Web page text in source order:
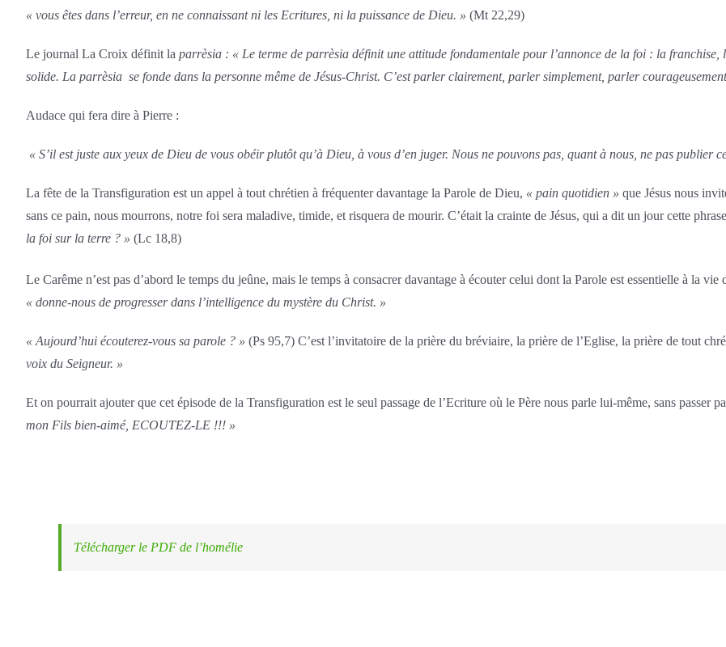
« vous êtes dans l’erreur, en ne connaissant ni les Ecritures, ni la puissance de Dieu. » (Mt 22,29)
Le journal La Croix définit la parrèsia : « Le terme de parrèsia définit une attitude fondamentale pour l’annonce de la foi : la franchise,
solide. La parrèsia se fonde dans la personne même de Jésus-Christ. C’est parler clairement, parler simplement, parler
Audace qui fera dire à Pierre :
« S’il est juste aux yeux de Dieu de vous obéir plutôt qu’à Dieu, à vous d’en juger. Nous ne pouvons pas, quant à nous, ne pas publier
La fête de la Transfiguration est un appel à tout chrétien à fréquenter davantage la Parole de Dieu, « pain quotidien » que Jésus nous
sans ce pain, nous mourrons, notre foi sera maladive, timide, et risquera de mourir. C’était la crainte de Jésus, qui a dit un jour cette
la foi sur la terre ? » (Lc 18,8)
Le Carême n’est pas d’abord le temps du jeûne, mais le temps à consacrer davantage à écouter celui dont la Parole est essentielle à la
« donne-nous de progresser dans l’intelligence du mystère du Christ. »
« Aujourd’hui écouterez-vous sa parole ? » (Ps 95,7) C’est l’invitatoire de la prière du bréviaire, la prière de l’Eglise, la prière de tout
voix du Seigneur. »
Et on pourrait ajouter que cet épisode de la Transfiguration est le seul passage de l’Ecriture où le Père nous parle lui-même, sans passer
mon Fils bien-aimé, ECOUTEZ-LE !!! »
Télécharger le PDF de l’homélie